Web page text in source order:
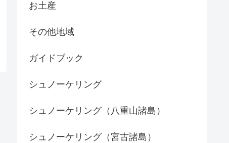
お土産
その他地域
ガイドブック
シュノーケリング
シュノーケリング（八重山諸島）
シュノーケリング（宮古諸島）